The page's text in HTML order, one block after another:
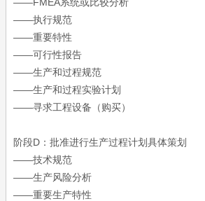
——FMEA系统或比较分析
——执行规范
——重要特性
——可行性报告
——生产和过程规范
——生产和过程实验计划
——寻求工程设备（购买）
阶段D：批准进行生产过程计划具体策划
——技术规范
——生产风险分析
——重要生产特性